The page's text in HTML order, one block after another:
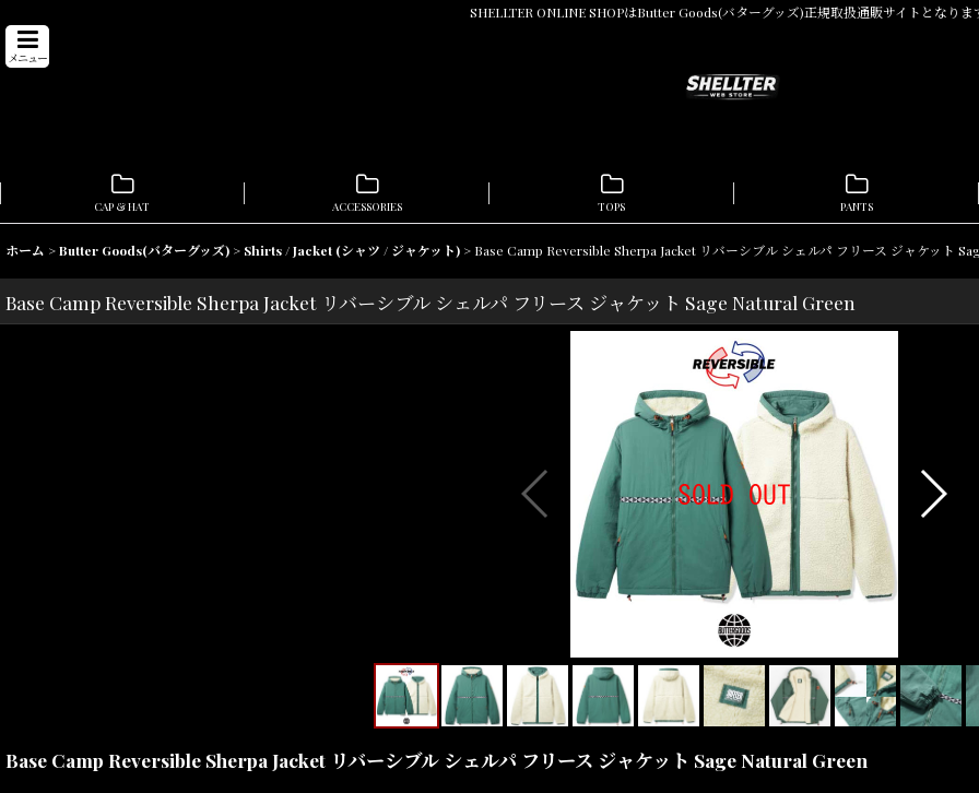
SHELLTER ONLINE SHOPはButter Goods(バターグッズ)正規取扱通販サイトとなりま
メニュー
CAP & HAT ACCESSORIES TOPS PANTS
ホーム >Butter Goods(バターグッズ) > Shirts / Jacket (シャツ / ジャケット) > Base Camp Reversible Sherpa Jacket リバーシブル シェルパ フリース ジャケット
Base Camp Reversible Sherpa Jacket リバーシブル シェルパ フリース ジャケット Sage Natural Green
Base Camp Reversible Sherpa Jacket リバーシブル シェルパ フリース ジャケット Sage Natural Green